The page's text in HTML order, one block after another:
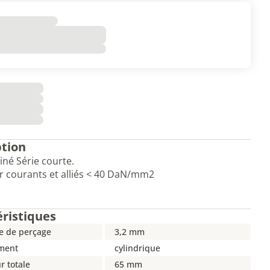
Série courte.
courants et alliés < 40 DaN/mm2
de perçage
3,2 mm
cylindrique
totale
65 mm